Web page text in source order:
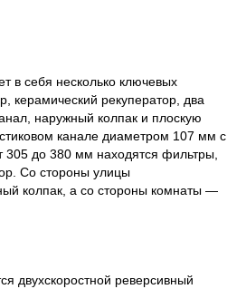
в себя несколько ключевых
керамический рекуператор, два
наружный колпак и плоскую
канале диаметром 107 мм с
305 до 380 мм находятся фильтры,
Со стороны улицы
колпак, а со стороны комнаты —
двухскоростной реверсивный